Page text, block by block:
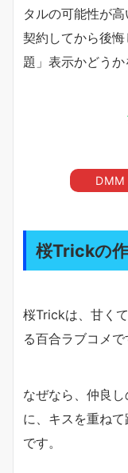
タルの可能性が高
契約してから後
題」表示かどうか
DMM
桜Trickの
桜Trickは、甘く
る百合ラブコメで
なぜなら、仲良
に、キスを重ね
です。